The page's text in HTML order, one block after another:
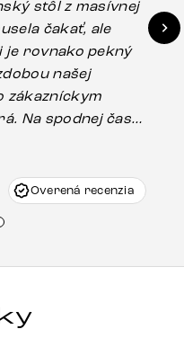
stôl z masívnej
čakať, ale
je rovnako pekný
našej
zákazníckym
Na spodnej časti
pravdepodobne
pristúpili
produkty Delife
Overená recenzia